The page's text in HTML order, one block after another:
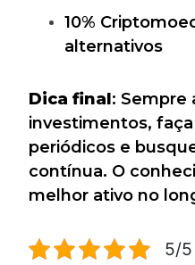
10%
alternativos
Dica final: Sempre
investimentos,
periódicos e
contínua. O
melhor ativo no
5/5